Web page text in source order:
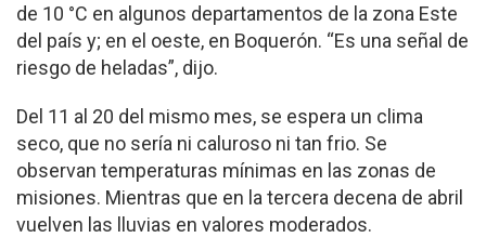
de 10 °C en algunos departamentos de la zona Este
del país y; en el oeste, en Boquerón. “Es una señal de
riesgo de heladas”, dijo.
Del 11 al 20 del mismo mes, se espera un clima
seco, que no sería ni caluroso ni tan frio. Se
observan temperaturas mínimas en las zonas de
misiones. Mientras que en la tercera decena de abril
vuelven las lluvias en valores moderados.